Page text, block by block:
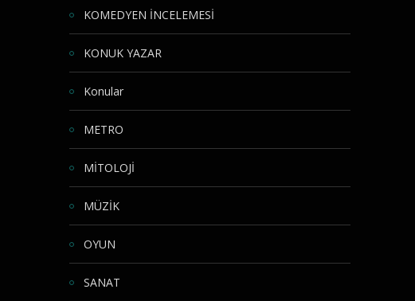
KOMEDYEN İNCELEMESİ
KONUK YAZAR
Konular
METRO
MİTOLOJİ
MÜZİK
OYUN
SANAT